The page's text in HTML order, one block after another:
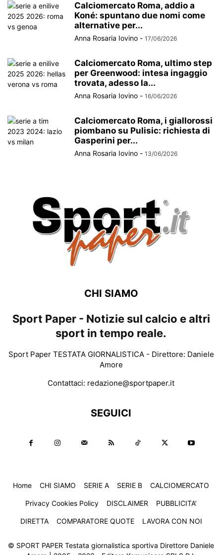
Calciomercato Roma, addio a
Koné: spuntano due nomi come
alternative per...
Anna Rosaria Iovino - 17/06/2026
Calciomercato Roma, ultimo step
per Greenwood: intesa ingaggio
trovata, adesso la...
Anna Rosaria Iovino - 16/06/2026
Calciomercato Roma, i giallorossi
piombano su Pulisic: richiesta di
Gasperini per...
Anna Rosaria Iovino - 13/06/2026
CHI SIAMO
Sport Paper - Notizie sul calcio e altri
sport in tempo reale.
Sport Paper TESTATA GIORNALISTICA - Direttore: Daniele
Amore
Contattaci: redazione@sportpaper.it
SEGUICI
Home CHI SIAMO SERIE A SERIE B CALCIOMERCATO
Privacy Cookies Policy DISCLAIMER PUBBLICITA’
DIRETTA COMPARATORE QUOTE LAVORA CON NOI
© SPORT PAPER Testata giornalistica sportiva Direttore Daniele